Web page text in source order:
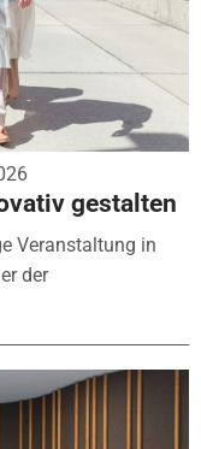
gestalten
Veranstaltung in
der